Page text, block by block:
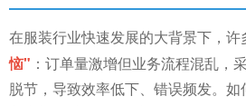
在服装行业快速发展的大背景下，许
恼" ：订单量激增但业务流程混乱，
脱节，导致效率低下、错误频发。